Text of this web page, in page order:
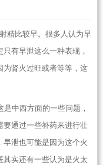
精比较早。很多人认为早
有早泄这么一种表现，
为肾火过旺或者等等，这
是中西方面的一些问题，
要通过一些补药来进行壮
泄也可能是因为这个火
其实还有一些认为是火太